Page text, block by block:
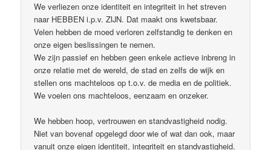
We verliezen onze identiteit en integriteit in het streven
naar HEBBEN i.p.v. ZIJN. Dat maakt ons kwetsbaar.
Velen hebben de moed verloren zelfstandig te denken en
onze eigen beslissingen te nemen.
We zijn passief en hebben geen enkele actieve inbreng in
onze relatie met de wereld, de stad en zelfs de wijk en
stellen ons machteloos op t.o.v. de media en de politiek.
We voelen ons machteloos, eenzaam en onzeker.
We hebben hoop, vertrouwen en standvastigheid nodig.
Niet van bovenaf opgelegd door wie of wat dan ook, maar
vanuit onze eigen identiteit, integriteit en standvastigheid.